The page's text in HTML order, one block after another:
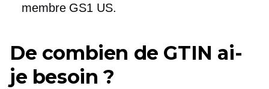
membre GS1 US.
De combien de GTIN ai-
je besoin ?